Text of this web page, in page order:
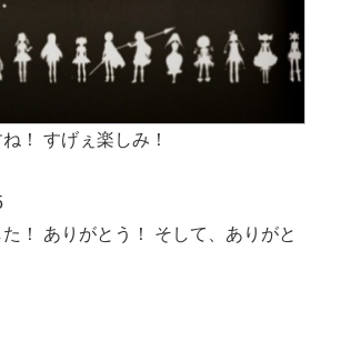
！ すげぇ楽しみ！
！ ありがとう！ そして、ありがと